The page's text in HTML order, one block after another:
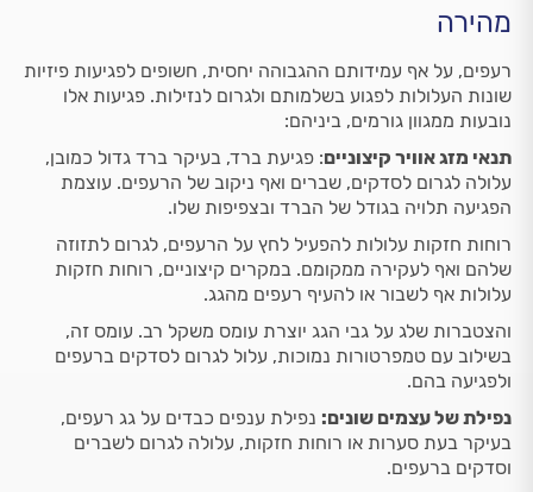
מהירה
רעפים, על אף עמידותם ההגבוהה יחסית, חשופים לפגיעות פיזיות
שונות העלולות לפגוע בשלמותם ולגרום לנזילות. פגיעות אלו
נובעות ממגוון גורמים, ביניהם:
תנאי מזג אוויר קיצוניים: פגיעת ברד, בעיקר ברד גדול כמובן,
עלולה לגרום לסדקים, שברים ואף ניקוב של הרעפים. עוצמת
הפגיעה תלויה בגודל של הברד ובצפיפות שלו.
רוחות חזקות עלולות להפעיל לחץ על הרעפים, לגרום לתזוזה
שלהם ואף לעקירה ממקומם. במקרים קיצוניים, רוחות חזקות
עלולות אף לשבור או להעיף רעפים מהגג.
והצטברות שלג על גבי הגג יוצרת עומס משקל רב. עומס זה,
בשילוב עם טמפרטורות נמוכות, עלול לגרום לסדקים ברעפים
ולפגיעה בהם.
נפילת של עצמים שונים: נפילת ענפים כבדים על גג רעפים,
בעיקר בעת סערות או רוחות חזקות, עלולה לגרום לשברים
וסדקים ברעפים.